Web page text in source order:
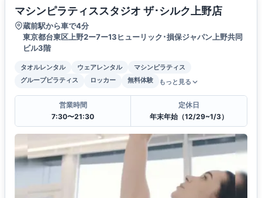
マシンピラティススタジオ ザ･シルク上野店
蔵前駅から車で4分
東京都台東区上野2ー7ー13ヒューリック･損保ジャパン上野共同
ビル3階
タオルレンタル ウェアレンタル
マシンピラティス
グループピラティス
ロッカー 無料体験 もっと見る
営業時間
7:30〜21:30
定休日
年末年始（12/29~1/3）